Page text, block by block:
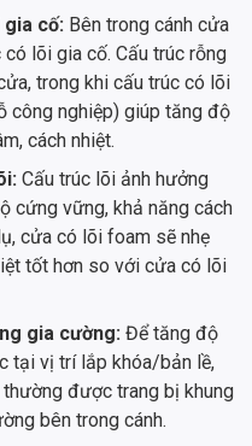
cố: Bên trong cánh cửa
lõi gia cố. Cấu trúc rỗng
trong khi cấu trúc có lõi
công nghiệp) giúp tăng độ
cách nhiệt.
Cấu trúc lõi ảnh hưởng
cứng vững, khả năng cách
cửa có lõi foam sẽ nhẹ
tốt hơn so với cửa có lõi
gia cường: Để tăng độ
tại vị trí lắp khóa/bản lề,
được trang bị khung
bên trong cánh.